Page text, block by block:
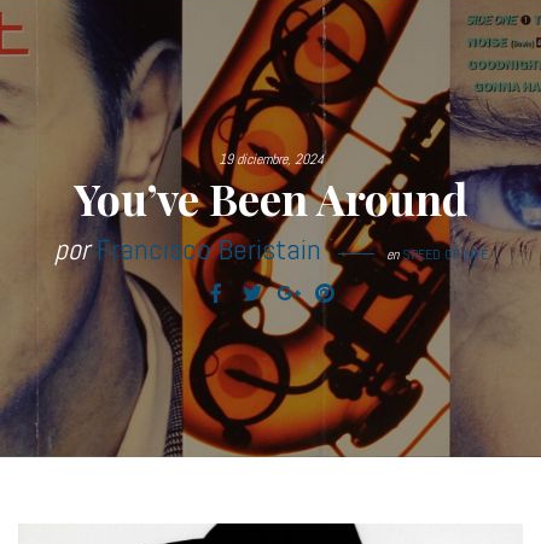
19 diciembre, 2024
You’ve Been Around
porFrancisco Beristain enSPEED OF LIFE